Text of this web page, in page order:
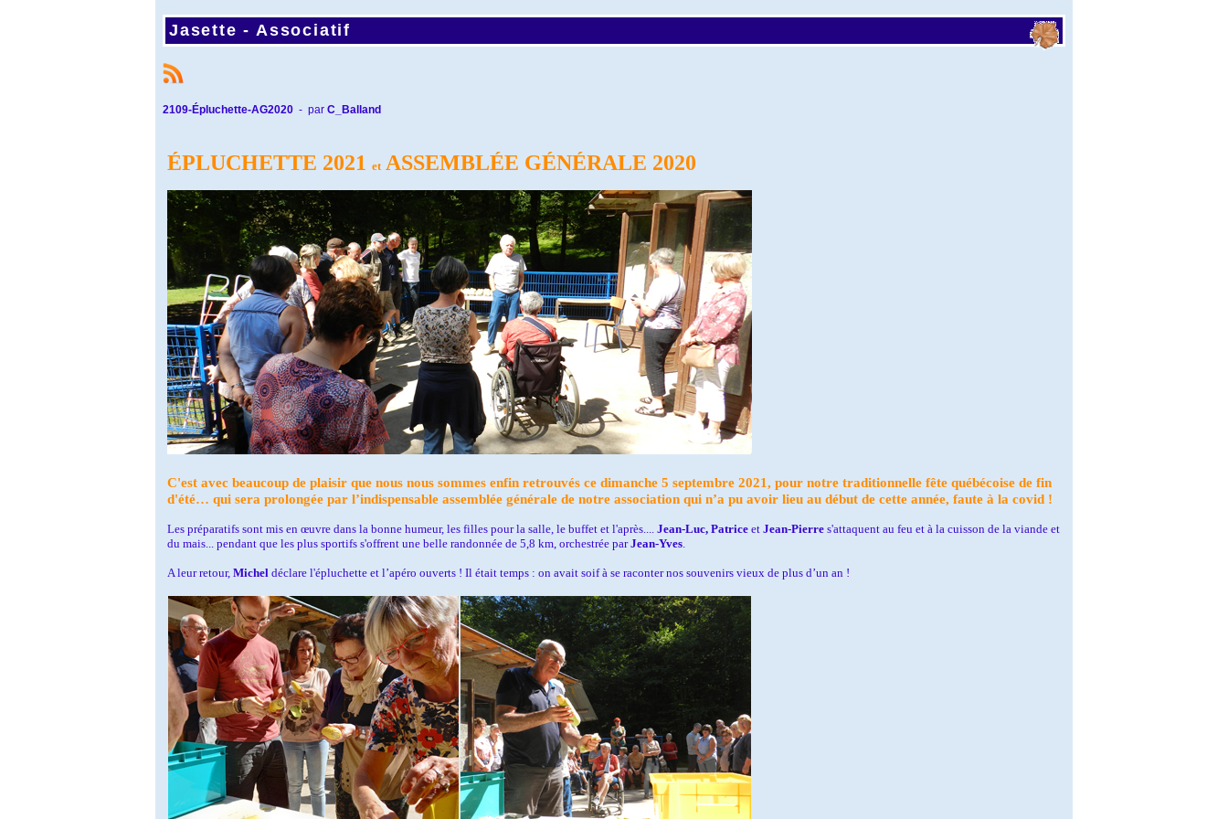
Jasette -Associatif
2109-Épluchette-AG2020 - par C_Balland
ÉPLUCHETTE 2021 et ASSEMBLÉE GÉNÉRALE 2020
C'est avec beaucoup de plaisir que nous nous sommes enfin retrouvés ce dimanche 5 septembre 2021, pour notre traditionnelle fête québécoise de fin
d'été… qui sera prolongée par l’indispensable assemblée générale de notre association qui n’a pu avoir lieu au début de cette année, faute à la covid !
Les préparatifs sont mis en œuvre dans la bonne humeur, les filles pour la salle, le buffet et l'après.... Jean-Luc, Patrice et Jean-Pierre s'attaquent au feu et à la cuisson de la viande et
du mais... pendant que les plus sportifs s'offrent une belle randonnée de 5,8 km, orchestrée parJean-Yves.
A leur retour, Michel déclare l'épluchette et l’apéro ouverts ! Il était temps : on avait soif à se raconter nos souvenirs vieux de plus d’un an !